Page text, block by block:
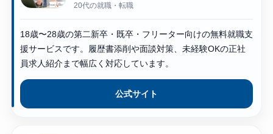
20代の就職・転職
18歳〜28歳の第二新卒・既卒・フリーター向けの無料就職支
援サービスです。履歴書添削や面談対策、未経験OKの正社
員求人紹介まで幅広く対応しています。
公式サイト